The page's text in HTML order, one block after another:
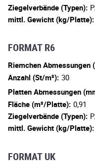
Ziegelverbände (Typen):
mittl. Gewicht (kg/Platte):
FORMAT R6
Riemchen Abmessungen
Anzahl (St/m²): 30
Platten Abmessungen
Fläche (m²/Platte): 0,91
Ziegelverbände (Typen):
mittl. Gewicht (kg/Platte):
FORMAT UK